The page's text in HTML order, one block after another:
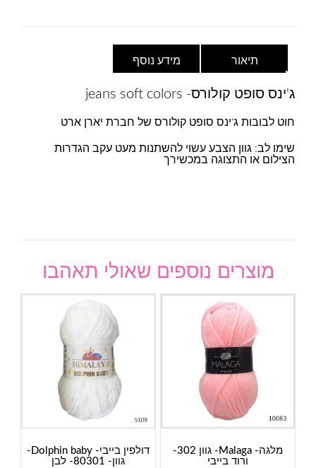
תיאור מידע נוסף
ג'ינס סופט קולורס- jeans soft colors
חוט לבובות ג'ינס סופט קולורס של חברת יארן ארט
שימו לב: גוון הצבע עשוי להשתנות מעט עקב הגדרות
הצילום או התצוגה במכשירך
מוצרים נוספים שאולי תאהבו
מלגה- Malaga- גוון 302-
ורוד בייבי
דולפין בייבי- Dolphin baby-
גוון- 80301- לבן